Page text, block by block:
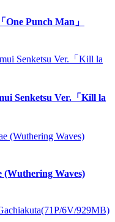
One Punch Man」
Senketsu Ver.「Kill la
(Wuthering Waves)